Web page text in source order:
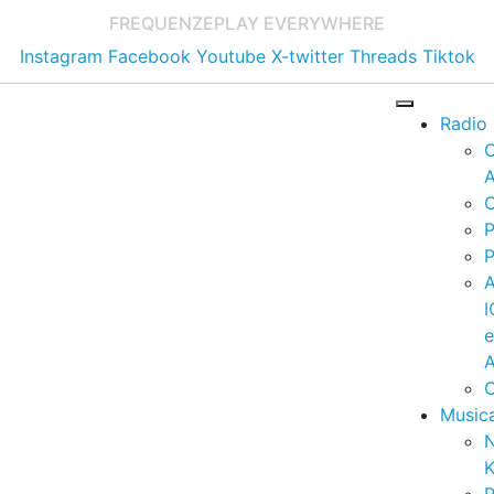
FREQUENZEPLAY EVERYWHERE
Instagram Facebook Youtube X-twitter Threads Tiktok
Radio
e